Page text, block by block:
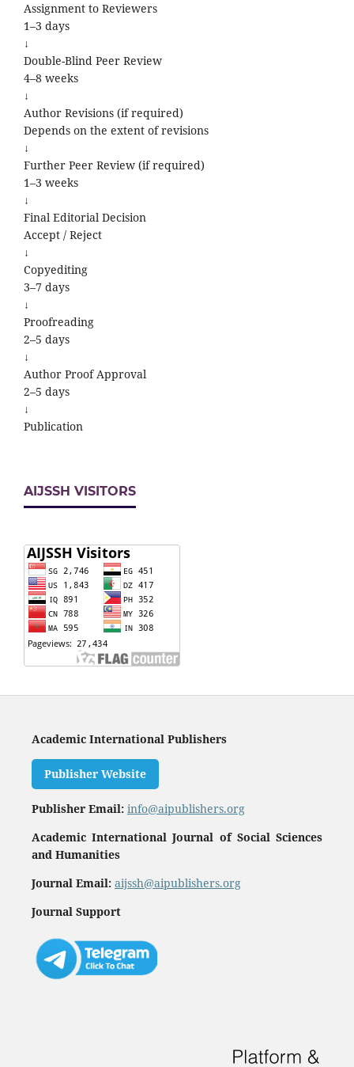
Assignment to Reviewers
1–3 days
↓
Double-Blind Peer Review
4–8 weeks
↓
Author Revisions (if required)
Depends on the extent of revisions
↓
Further Peer Review (if required)
1–3 weeks
↓
Final Editorial Decision
Accept / Reject
↓
Copyediting
3–7 days
↓
Proofreading
2–5 days
↓
Author Proof Approval
2–5 days
↓
Publication
AIJSSH VISITORS
Academic International Publishers
Publisher Website
Publisher Email: info@aipublishers.org
Academic International Journal of Social Sciences
and Humanities
Journal Email: aijssh@aipublishers.org
Journal Support